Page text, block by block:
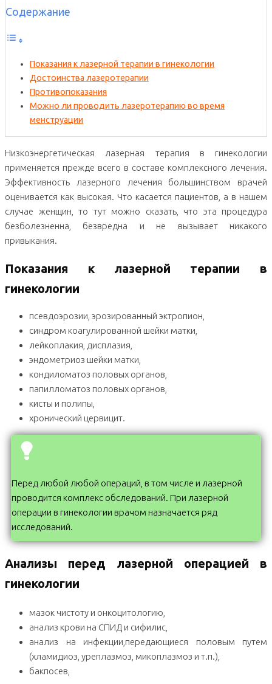
Содержание
Показания к лазерной терапии в гинекологии
Достоинства лазеротерапии
Противопоказания
Можно ли проводить лазеротерапию во время
менструации
Низкоэнергетическая лазерная терапия в гинекологии
применяется прежде всего в составе комплексного лечения.
Эффективность лазерного лечения большинством врачей
оценивается как высокая. Что касается пациентов, а в нашем
случае женщин, то тут можно сказать, что эта процедура
безболезненна, безвредна и не вызывает никакого
привыкания.
Показания к лазерной терапии в
гинекологии
псевдоэрозии, эрозированный эктропион,
синдром коагулированной шейки матки,
лейкоплакия, дисплазия,
эндометриоз шейки матки,
кондиломатоз половых органов,
папилломатоз половых органов,
кисты и полипы,
хронический цервицит.
Перед любой любой операций, в том числе и лазерной
проводится комплекс обследований. При лазерной
операции в гинекологии врачом назначается ряд
исследований.
Анализы перед лазерной операцией в
гинекологии
мазок чистоту и онкоцитологию,
анализ крови на СПИД и сифилис,
анализ на инфекции,передающиеся половым путем
(хламидиоз, уреплазмоз, микоплазмоз и т.п.),
бакпосев,